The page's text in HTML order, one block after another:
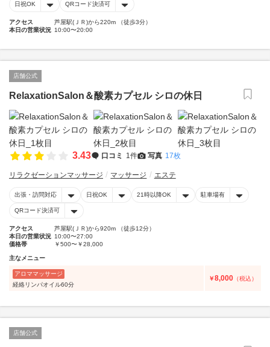
日祝OK QRコード決済可
アクセス
芦屋駅(ＪＲ)から220m （徒歩3分）
本日の営業状況 10:00〜20:00
店舗公式
RelaxationSalon＆酸素カプセル シロの休日
3.43 口コミ 1件 写真 17枚
リラクゼーションマッサージ マッサージ エステ
出張・訪問対応 日祝OK 21時以降OK 駐車場有
QRコード決済可
アクセス
芦屋駅(ＪＲ)から920m （徒歩12分）
本日の営業状況 10:00〜27:00
価格帯
￥500〜￥28,000
主なメニュー
アロママッサージ
経絡リンパオイル60分
￥8,000 （税込）
店舗公式